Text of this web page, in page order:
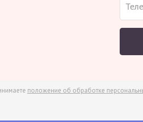
положение об обработке